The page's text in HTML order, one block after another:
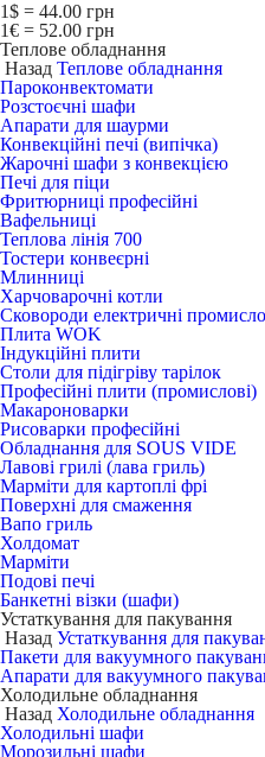
1$ = 44.00 грн
1€ = 52.00 грн
Теплове обладнання
Назад Теплове обладнання
Пароконвектомати
Розстоєчні шафи
Апарати для шаурми
Конвекційні печі (випічка)
Жарочні шафи з конвекцією
Печі для піци
Фритюрниці професійні
Вафельниці
Теплова лінія 700
Тостери конвеєрні
Млинниці
Харчоварочні котли
Сковороди електричні
Плита WOK
Індукційні плити
Столи для підігріву тарілок
Професійні плити (промислові)
Макароноварки
Рисоварки професійні
Обладнання для SOUS VIDE
Лавові грилі (лава гриль)
Марміти для картоплі фрі
Поверхні для смаження
Вапо гриль
Холдомат
Марміти
Подові печі
Банкетні візки (шафи)
Устаткування для пакування
Назад Устаткування для
Пакети для вакуумного
Апарати для вакуумного
Холодильне обладнання
Назад Холодильне обладнання
Холодильні шафи
Морозильні шафи